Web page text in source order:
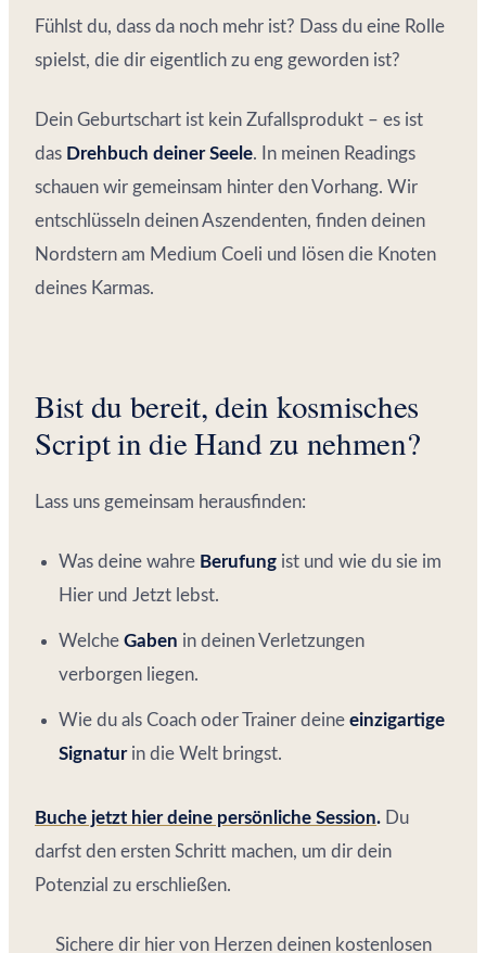
Fühlst du, dass da noch mehr ist? Dass du eine Rolle
spielst, die dir eigentlich zu eng geworden ist?
Dein Geburtschart ist kein Zufallsprodukt – es ist
das Drehbuch deiner Seele. In meinen Readings
schauen wir gemeinsam hinter den Vorhang. Wir
entschlüsseln deinen Aszendenten, finden deinen
Nordstern am Medium Coeli und lösen die Knoten
deines Karmas.
Bist du bereit, dein kosmisches
Script in die Hand zu nehmen?
Lass uns gemeinsam herausfinden:
Was deine wahre Berufung ist und wie du sie im
Hier und Jetzt lebst.
Welche Gaben in deinen Verletzungen
verborgen liegen.
Wie du als Coach oder Trainer deine einzigartige
Signaturin die Welt bringst.
Buche jetzt hier deine persönliche Session. Du
darfst den ersten Schritt machen, um dir dein
Potenzial zu erschließen.
Sichere dir hier von Herzen deinen kostenlosen